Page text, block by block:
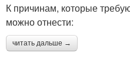
К причинам, которые
можно отнести:
читать дальше →